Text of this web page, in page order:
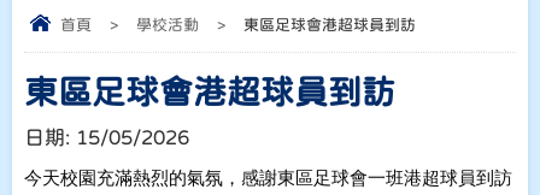
首頁 > 學校活動 > 東區足球會港超球員到訪
東區足球會港超球員到訪
日期: 15/05/2026
今天校園充滿熱烈的氣氛， 感謝東區足球會一班港超球員到訪